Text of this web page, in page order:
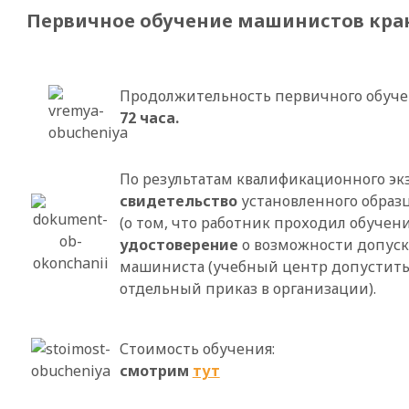
Первичное обучение машинистов
Продолжительность первичного
72 часа.
По результатам квалификационного
свидетельствоустановленного
(о том, что работник проходил
удостоверение о возможности
машиниста (учебный центр допустить
отдельный приказ в организации).
Стоимость обучения:
смотрим тут